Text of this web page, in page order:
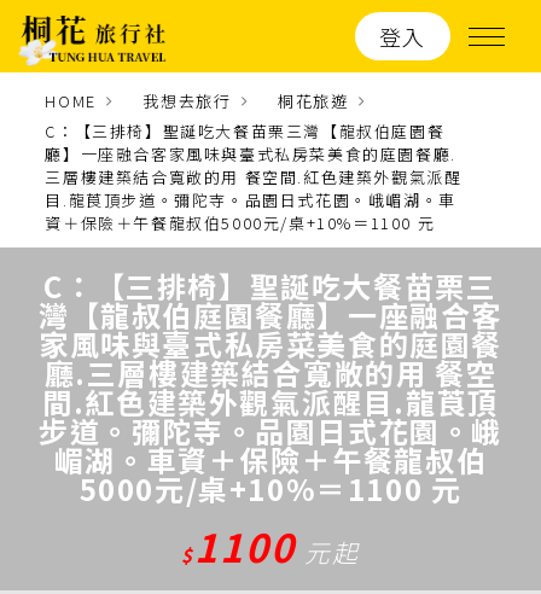
登入
HOME 我想去旅行
桐花旅遊
C：【三排椅】聖誕吃大餐苗栗三灣【龍叔伯庭園餐
廳】一座融合客家風味與臺式私房菜美食的庭園餐廳.
三層樓建築結合寬敞的用 餐空間.紅色建築外觀氣派醒
目.龍莨頂步道。彌陀寺。品園日式花園。峨嵋湖。車
資＋保險＋午餐龍叔伯5000元/桌+10%＝1100 元
C：【三排椅】聖誕吃大餐苗栗三
灣【龍叔伯庭園餐廳】一座融合客
家風味與臺式私房菜美食的庭園餐
廳.三層樓建築結合寬敞的用 餐空
間.紅色建築外觀氣派醒目.龍莨頂
步道。彌陀寺。品園日式花園。峨
嵋湖。車資＋保險＋午餐龍叔伯
5000元/桌+10%＝1100 元
$1100 元起